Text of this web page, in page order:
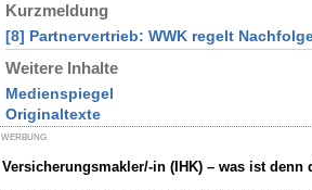
Kurzmeldung
[8] Partnervertrieb: WWK regelt
Weitere Inhalte
Medienspiegel
Originaltexte
WERBUNG
Versicherungsmakler/-in (IHK) – was ist denn